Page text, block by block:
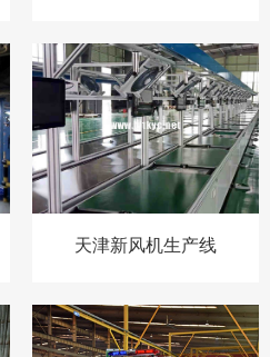
天津新风机生产线